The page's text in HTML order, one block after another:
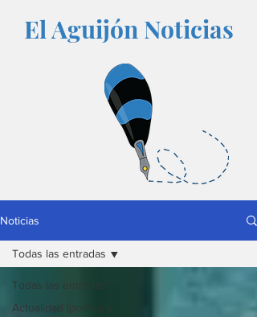
El Aguijón Noticias
Noticias
Todas las entradas
Actualidad (política y
Todas las entradas